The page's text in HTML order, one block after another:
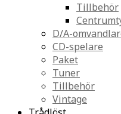
Tillbehör
D/A-
CD-spelare
Paket
Tuner
Tillbehör
Vintage